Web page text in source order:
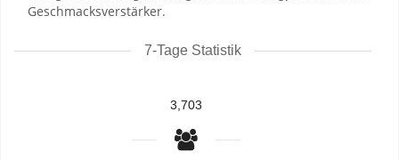
Geschmacksverstärker.
7-Tage Statistik
3,703